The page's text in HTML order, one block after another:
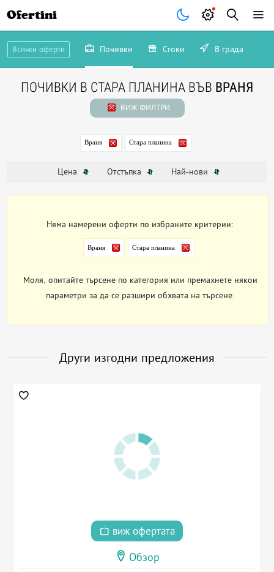
Ofertini
Всички оферти Почивки Стоки В града
ПОЧИВКИ В СТАРА ПЛАНИНА ВЪВ ВРАНЯ
ВИЖ ФИЛТРИ
Враня Стара планина
Цена Отстъпка Най-нови
Няма намерени оферти по избраните критерии:
Враня Стара планина
Моля, опитайте търсене по категория или премахнете някои
параметри за да се разшири обхвата на търсене.
Други изгодни предложения
виж офертата
Обзор